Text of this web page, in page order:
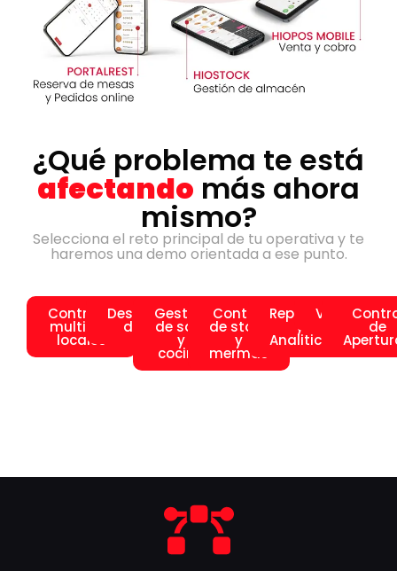
¿Qué problema te está
afectando más ahora
mismo?
Selecciona el reto principal de tu operativa y te
haremos una demo orientada a ese punto.
Controlar
multiples
locales
Descuadres
de caja
Gestión
de sala
y
cocina
Control
de stock
y
mermas
Reportes
y
Analitica
Verifactu
de